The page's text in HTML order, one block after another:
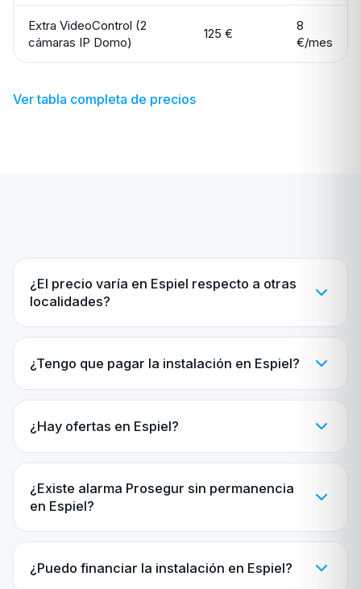
Extra VideoControl (2
cámaras IP Domo)
125 €
8
€/mes
Ver tabla completa de precios
¿El precio varía en Espiel respecto a otras
localidades?
¿Tengo que pagar la instalación en Espiel?
¿Hay ofertas en Espiel?
¿Existe alarma Prosegur sin permanencia
en Espiel?
¿Puedo financiar la instalación en Espiel?